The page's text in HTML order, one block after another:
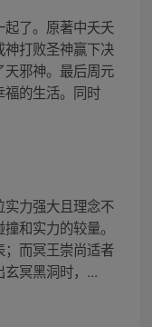
了。原著中夭夭
打败圣神赢下决
邪神。最后周元
的生活。同时
力强大且理念不
和实力的较量。
而冥王崇尚适者
冥黑洞时，...